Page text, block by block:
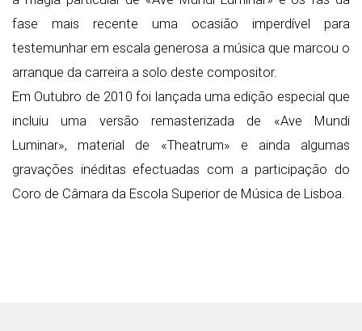
fase mais recente uma ocasião imperdível para
testemunhar em escala generosa a música que marcou o
arranque da carreira a solo deste compositor.
Em Outubro de 2010 foi lançada uma edição especial que
incluiu uma versão remasterizada de «Ave Mundi
Luminar», material de «Theatrum» e ainda algumas
gravações inéditas efectuadas com a participação do
Coro de Câmara da Escola Superior de Música de Lisboa.